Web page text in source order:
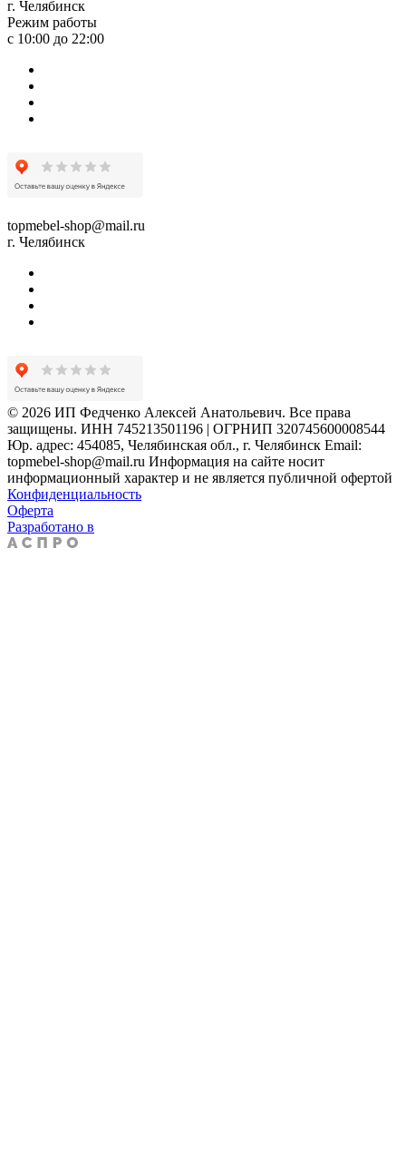
г. Челябинск
Режим работы
с 10:00 до 22:00
topmebel-shop@mail.ru
г. Челябинск
© 2026 ИП Федченко Алексей Анатольевич. Все права
защищены. ИНН 745213501196 | ОГРНИП 320745600008544
Юр. адрес: 454085, Челябинская обл., г. Челябинск Email:
topmebel-shop@mail.ru Информация на сайте носит
информационный характер и не является публичной офертой
Конфиденциальность
Оферта
Разработано в